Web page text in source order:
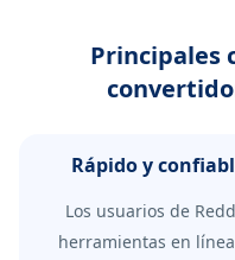
Principales
Rápido y
Los usuarios de
herramientas en